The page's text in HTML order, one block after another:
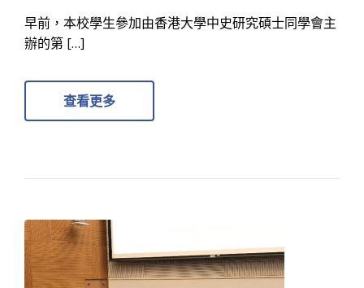
早前，本校學生參加由香港大學中史研究碩士同學會主
辦的第 […]
查看更多